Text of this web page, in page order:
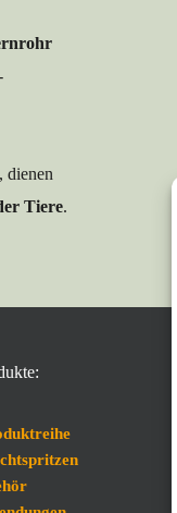
dienen
Tiere.